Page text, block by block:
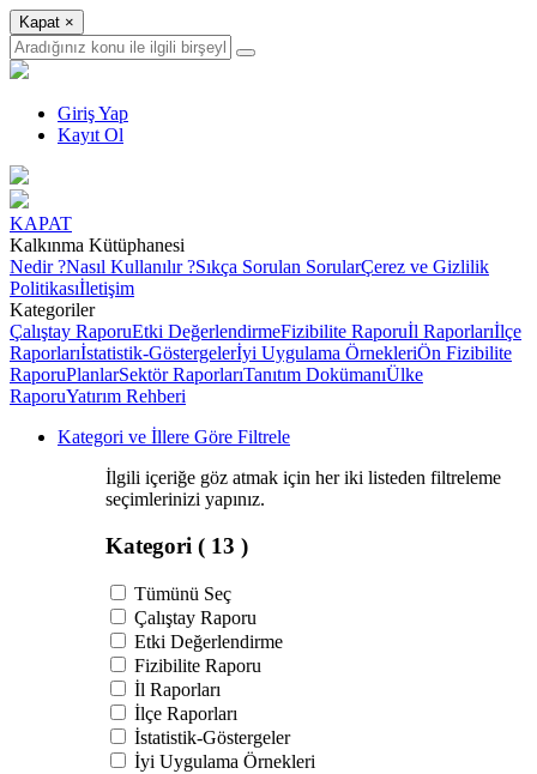
Kapat ×
Giriş Yap
Kayıt Ol
KAPAT
Kalkınma Kütüphanesi
Nedir ?Nasıl Kullanılır ?Sıkça Sorulan SorularÇerez ve Gizlilik
Politikasıİletişim
Kategoriler
Çalıştay RaporuEtki DeğerlendirmeFizibilite Raporuİl Raporlarıİlçe
Raporlarıİstatistik-Göstergelerİyi Uygulama ÖrnekleriÖn Fizibilite
RaporuPlanlarSektör RaporlarıTanıtım DokümanıÜlke
RaporuYatırım Rehberi
Kategori ve İllere Göre Filtrele
İlgili içeriğe göz atmak için her iki listeden filtreleme
seçimlerinizi yapınız.
Kategori ( 13 )
Tümünü Seç
Çalıştay Raporu
Etki Değerlendirme
Fizibilite Raporu
İl Raporları
İlçe Raporları
İstatistik-Göstergeler
İyi Uygulama Örnekleri